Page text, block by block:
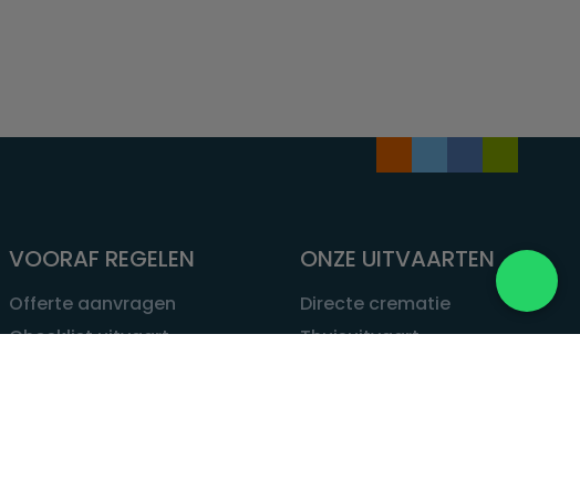
VOORAF REGELEN
Offerte aanvragen
Checklist uitvaart
ONZE UITVAARTEN
Directe crematie
Thuisuitvaart